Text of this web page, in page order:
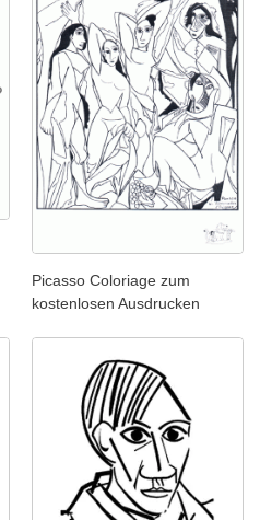
Picasso Coloriage zum
kostenlosen Ausdrucken